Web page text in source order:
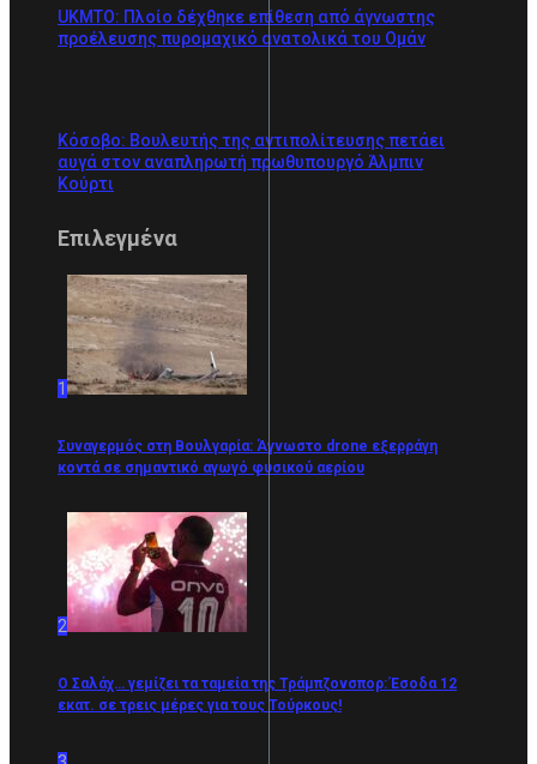
UKMTO: Πλοίο δέχθηκε επίθεση από άγνωστης
προέλευσης πυρομαχικό ανατολικά του Ομάν
Κόσοβο: Βουλευτής της αντιπολίτευσης πετάει
αυγά στον αναπληρωτή πρωθυπουργό Άλμπιν
Κούρτι
Επιλεγμένα
1
Συναγερμός στη Βουλγαρία: Άγνωστο drone εξερράγη
κοντά σε σημαντικό αγωγό φυσικού αερίου
2
Ο Σαλάχ… γεμίζει τα ταμεία της Τράμπζονσπορ: Έσοδα 12
εκατ. σε τρεις μέρες για τους Τούρκους!